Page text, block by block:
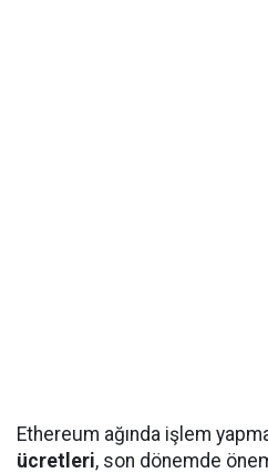
Ethereum ağında işlem
ücretleri, son dönemde